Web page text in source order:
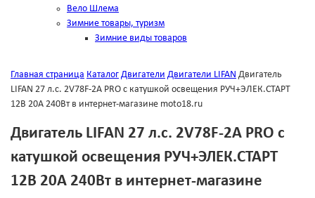
Вело Шлема
Зимние товары, туризм
Зимние виды товаров
Главная страница Каталог Двигатели Двигатели LIFAN Двигатель
LIFAN 27 л.c. 2V78F-2A PRO с катушкой освещения РУЧ+ЭЛЕК.СТАРТ
12В 20А 240Вт в интернет-магазине moto18.ru
Двигатель LIFAN 27 л.c. 2V78F-2A PRO с
катушкой освещения РУЧ+ЭЛЕК.СТАРТ
12В 20А 240Вт в интернет-магазине